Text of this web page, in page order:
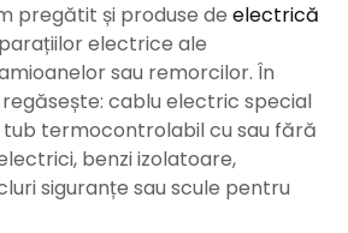
pregătit și produse de electrică
electrice ale
sau remorcilor. În
cablu electric special
termocontrolabil cu sau fără
benzi izolatoare,
siguranțe sau scule pentru